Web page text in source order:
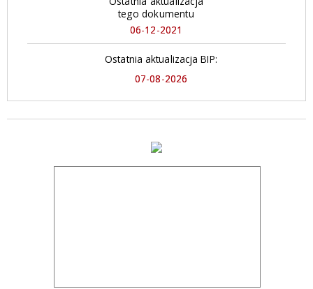
tego dokumentu
06-12-2021
Ostatnia aktualizacja BIP:
07-08-2026